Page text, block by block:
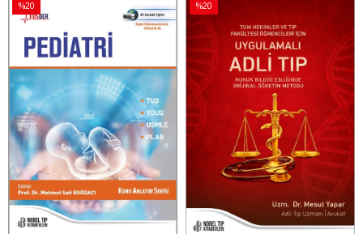
%20
İndirim
%20İndirim
%20
İndirim
%20İndirim